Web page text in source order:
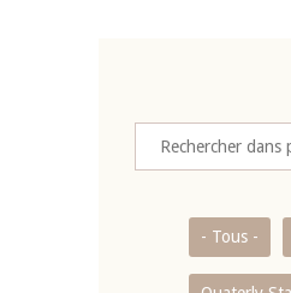
- Tous -